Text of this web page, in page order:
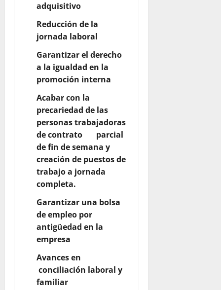
adquisitivo
Reducción de la
jornada laboral
Garantizar el derecho
a la igualdad en la
promoción interna
Acabar con la
precariedad de las
personas trabajadoras
de contrato parcial
de fin de semana y
creación de puestos de
trabajo a jornada
completa.
Garantizar una bolsa
de empleo por
antigüedad en la
empresa
Avances en
conciliación laboral y
familiar